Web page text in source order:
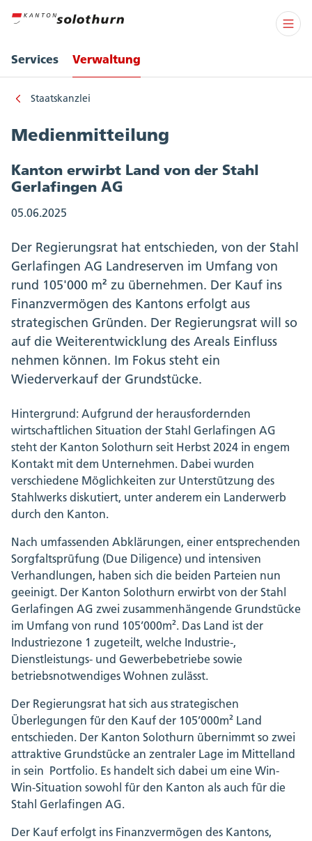
Services Verwaltung
Staatskanzlei
Medienmitteilung
Kanton erwirbt Land von der Stahl
Gerlafingen AG
05.06.2025
Der Regierungsrat hat entschieden, von der Stahl
Gerlafingen AG Landreserven im Umfang von
rund 105'000 m² zu übernehmen. Der Kauf ins
Finanzvermögen des Kantons erfolgt aus
strategischen Gründen. Der Regierungsrat will so
auf die Weiterentwicklung des Areals Einfluss
nehmen können. Im Fokus steht ein
Wiederverkauf der Grundstücke.
Hintergrund: Aufgrund der herausfordernden
wirtschaftlichen Situation der Stahl Gerlafingen AG
steht der Kanton Solothurn seit Herbst 2024 in engem
Kontakt mit dem Unternehmen. Dabei wurden
verschiedene Möglichkeiten zur Unterstützung des
Stahlwerks diskutiert, unter anderem ein Landerwerb
durch den Kanton.
Nach umfassenden Abklärungen, einer entsprechenden
Sorgfaltsprüfung (Due Diligence) und intensiven
Verhandlungen, haben sich die beiden Parteien nun
geeinigt. Der Kanton Solothurn erwirbt von der Stahl
Gerlafingen AG zwei zusammenhängende Grundstücke
im Umfang von rund 105’000m². Das Land ist der
Industriezone 1 zugeteilt, welche Industrie-,
Dienstleistungs- und Gewerbebetriebe sowie
betriebsnotwendiges Wohnen zulässt.
Der Regierungsrat hat sich aus strategischen
Überlegungen für den Kauf der 105’000m² Land
entschieden. Der Kanton Solothurn übernimmt so zwei
attraktive Grundstücke an zentraler Lage im Mittelland
in sein Portfolio. Es handelt sich dabei um eine Win-
Win-Situation sowohl für den Kanton als auch für die
Stahl Gerlafingen AG.
Der Kauf erfolgt ins Finanzvermögen des Kantons,